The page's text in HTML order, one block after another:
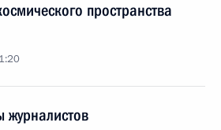
пространства
журналистов